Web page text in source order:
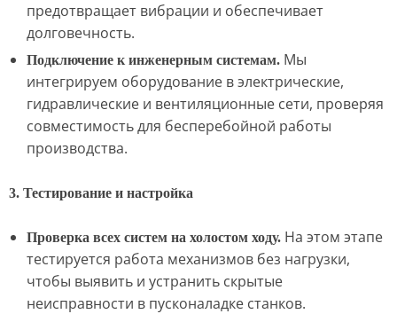
предотвращает вибрации и обеспечивает
долговечность.
Подключение к инженерным системам. Мы
интегрируем оборудование в электрические,
гидравлические и вентиляционные сети, проверяя
совместимость для бесперебойной работы
производства.
3. Тестирование и настройка
Проверка всех систем на холостом ходу. На этом этапе
тестируется работа механизмов без нагрузки,
чтобы выявить и устранить скрытые
неисправности в пусконаладке станков.